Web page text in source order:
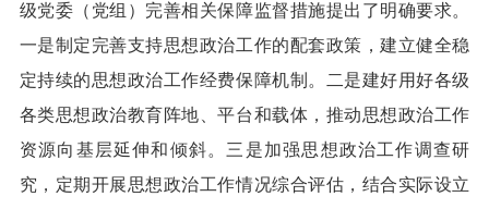
级党委（党组）完善相关保障监督措施提出了明确要求。
一是制定完善支持思想政治工作的配套政策，建立健全稳
定持续的思想政治工作经费保障机制。二是建好用好各级
各类思想政治教育阵地、平台和载体，推动思想政治工作
资源向基层延伸和倾斜。三是加强思想政治工作调查研
究，定期开展思想政治工作情况综合评估，结合实际设立